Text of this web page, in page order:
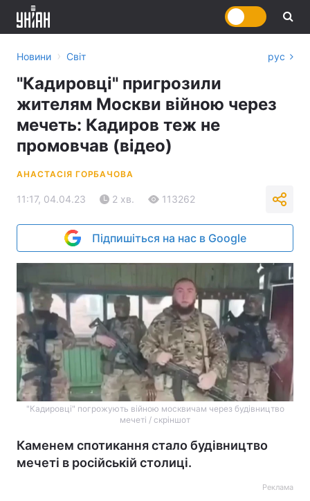
Новини › Світ рус
"Кадировці" пригрозили
жителям Москви війною через
мечеть: Кадиров теж не
промовчав (відео)
АНАСТАСІЯ ГОРБАЧОВА
11:17, 04.04.23 2 хв. 113262
Підпишіться на нас в Google
"Кадировці" погрожують війною москвичам через будівництво
мечеті / скріншот
Каменем спотикання стало будівництво
мечеті в російській столиці.
Реклама